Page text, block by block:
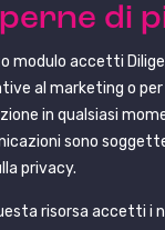
di
modulo accetti
al marketing o
in qualsiasi
sono
privacy.
risorsa accetti i